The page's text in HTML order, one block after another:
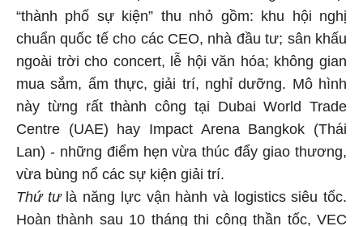
“thành phố sự kiện” thu nhỏ gồm: khu hội nghị
chuẩn quốc tế cho các CEO, nhà đầu tư; sân khấu
ngoài trời cho concert, lễ hội văn hóa; không gian
mua sắm, ẩm thực, giải trí, nghỉ dưỡng. Mô hình
này từng rất thành công tại Dubai World Trade
Centre (UAE) hay Impact Arena Bangkok (Thái
Lan) - những điểm hẹn vừa thúc đẩy giao thương,
vừa bùng nổ các sự kiện giải trí.
Thứ tưlà năng lực vận hành và logistics siêu tốc.
Hoàn thành sau 10 tháng thi công thần tốc, VEC